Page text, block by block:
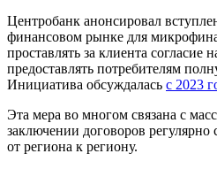
Центробанк анонсировал
финансовом рынке для
проставлять за клиента
предоставлять потребителям
Инициатива обсуждалась с 2023
Эта мера во многом связана с
заключении договоров регулярно
от региона к региону.